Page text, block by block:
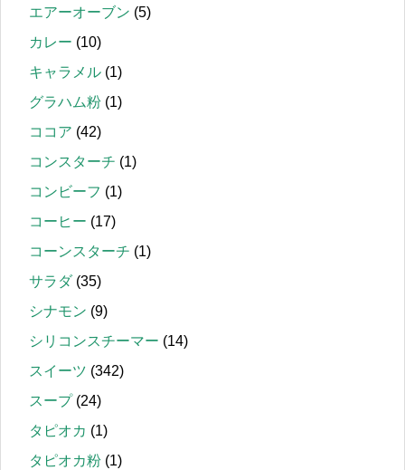
エアーオーブン (5)
カレー (10)
キャラメル (1)
グラハム粉 (1)
ココア (42)
コンスターチ (1)
コンビーフ (1)
コーヒー (17)
コーンスターチ (1)
サラダ(35)
シナモン (9)
シリコンスチーマー (14)
スイーツ (342)
スープ(24)
タピオカ (1)
タピオカ粉 (1)